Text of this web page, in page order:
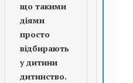
що такими
діями
просто
відбирають
у дитини
дитинство.